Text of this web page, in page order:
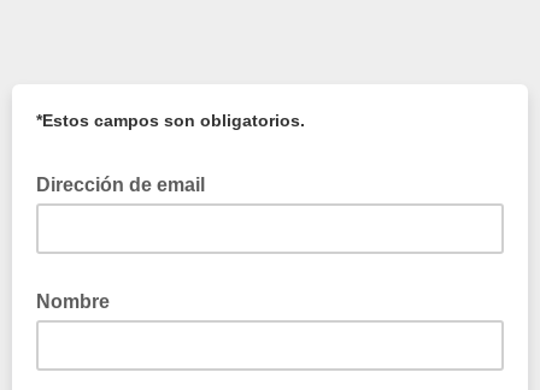
*Estos campos son obligatorios.
Dirección de email
Nombre